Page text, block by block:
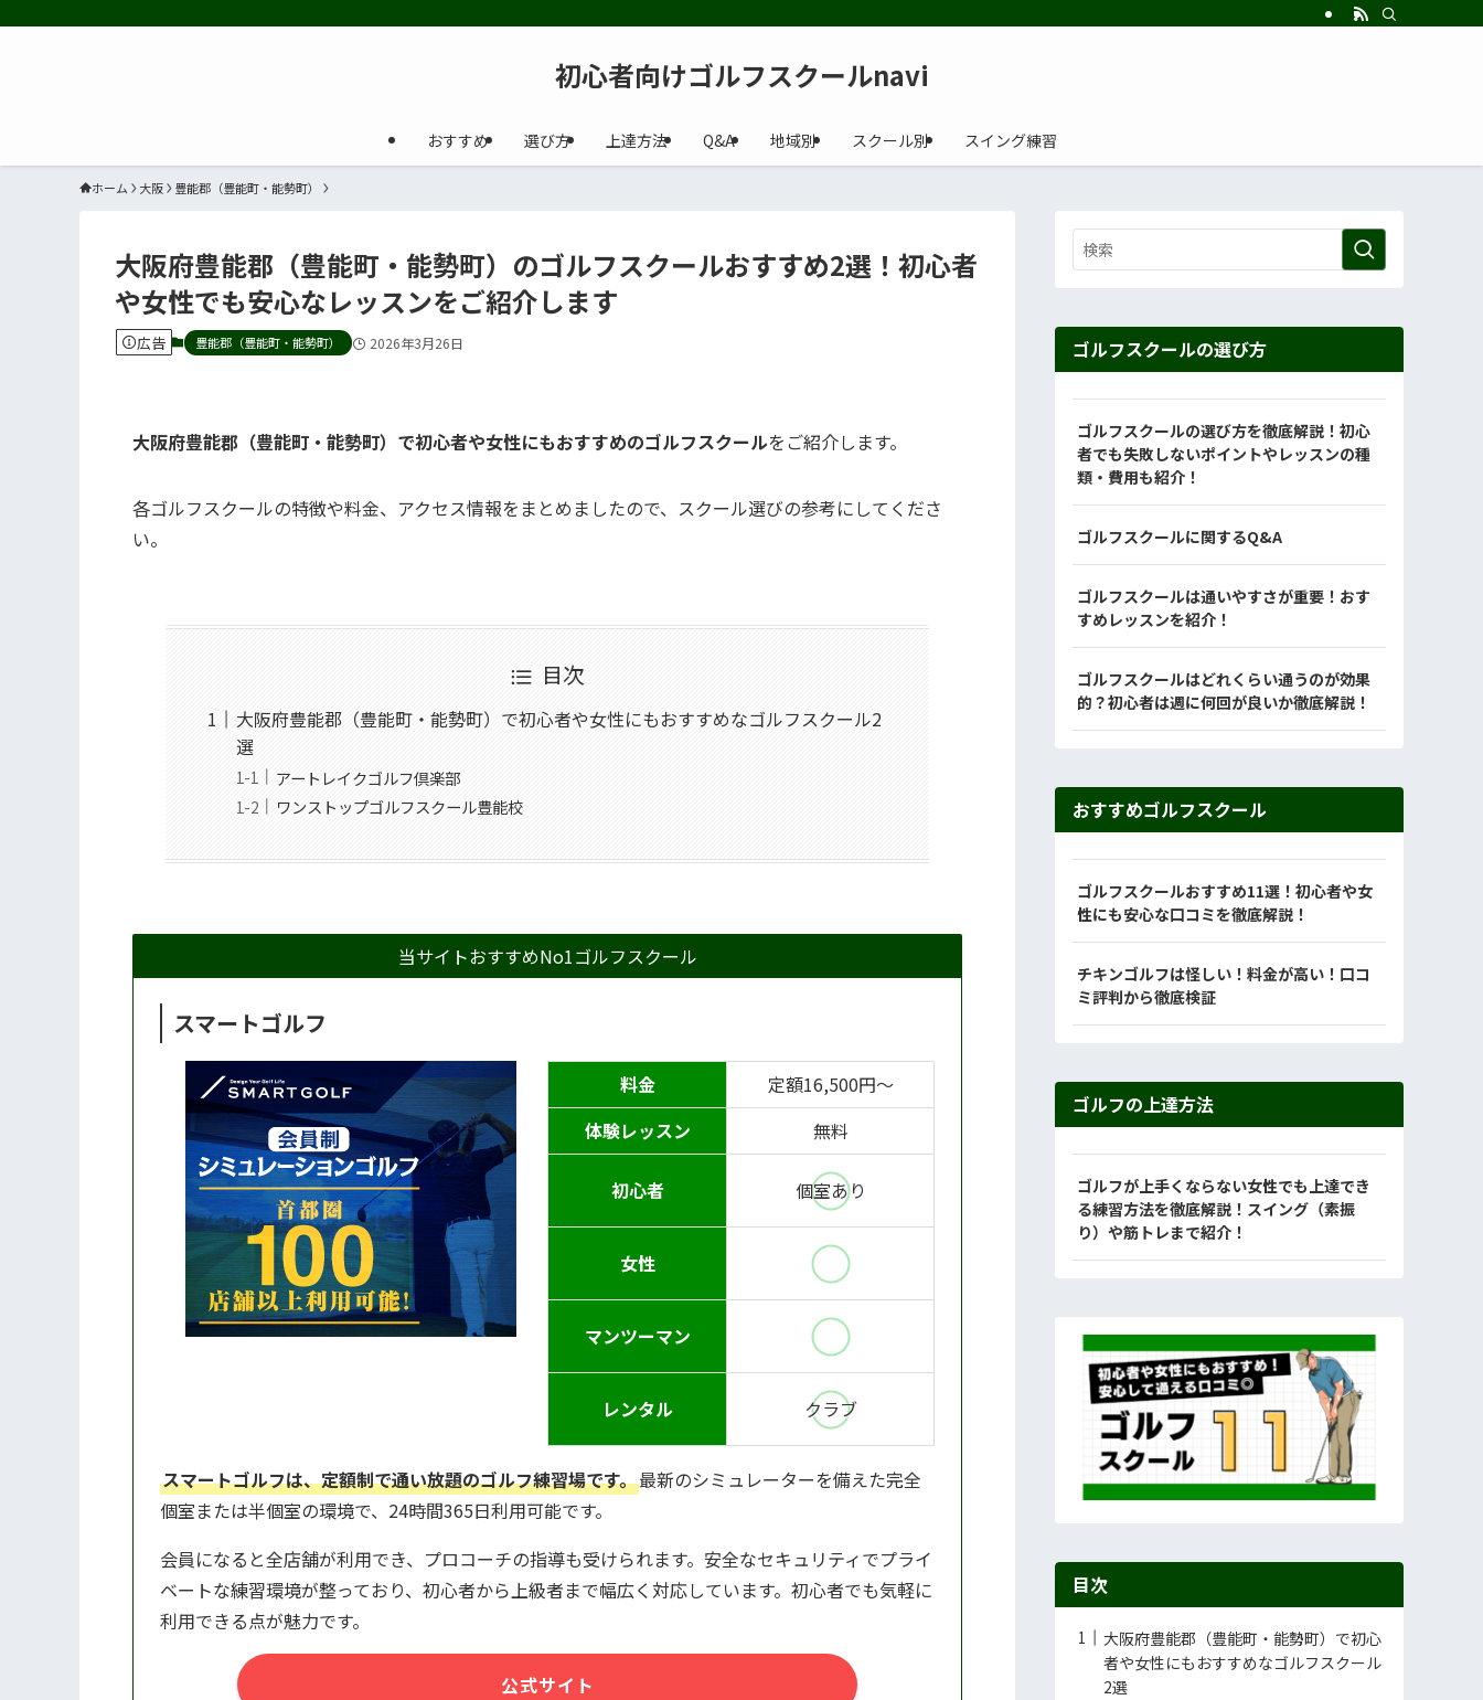
初心者向けゴルフスクールnavi
おすすめ 選び方 上達方法 Q&A 地域別 スクール別 スイング練習
ホーム 大阪 豊能郡（豊能町・能勢町）
大阪府豊能郡（豊能町・能勢町）のゴルフスクールおすすめ2選！初心者
や女性でも安心なレッスンをご紹介します
広告 豊能郡（豊能町・能勢町） 2026年3月26日
大阪府豊能郡（豊能町・能勢町）で初心者や女性にもおすすめのゴルフスクールをご紹介します。
各ゴルフスクールの特徴や料金、アクセス情報をまとめましたので、スクール選びの参考にしてくださ
い。
目次
大阪府豊能郡（豊能町・能勢町）で初心者や女性にもおすすめなゴルフスクール2
選
アートレイクゴルフ倶楽部
ワンストップゴルフスクール豊能校
当サイトおすすめNo1ゴルフスクール
スマートゴルフ
料金
定額16,500円〜
体験レッスン
無料
初心者 個室あり
女性
マンツーマン
レンタル クラブ
スマートゴルフは、定額制で通い放題のゴルフ練習場です。最新のシミュレーターを備えた完全
個室または半個室の環境で、24時間365日利用可能です。
会員になると全店舗が利用でき、プロコーチの指導も受けられます。安全なセキュリティでプライ
ベートな練習環境が整っており、初心者から上級者まで幅広く対応しています。初心者でも気軽に
利用できる点が魅力です。
公式サイト
ゴルフスクールの選び方
ゴルフスクールの選び方を徹底解説！初心
者でも失敗しないポイントやレッスンの種
類・費用も紹介！
ゴルフスクールに関するQ&A
ゴルフスクールは通いやすさが重要！おす
すめレッスンを紹介！
ゴルフスクールはどれくらい通うのが効果
的？初心者は週に何回が良いか徹底解説！
おすすめゴルフスクール
ゴルフスクールおすすめ11選！初心者や女
性にも安心な口コミを徹底解説！
チキンゴルフは怪しい！料金が高い！口コ
ミ評判から徹底検証
ゴルフの上達方法
ゴルフが上手くならない女性でも上達でき
る練習方法を徹底解説！スイング（素振
り）や筋トレまで紹介！
目次
大阪府豊能郡（豊能町・能勢町）で初心
者や女性にもおすすめなゴルフスクール
2選